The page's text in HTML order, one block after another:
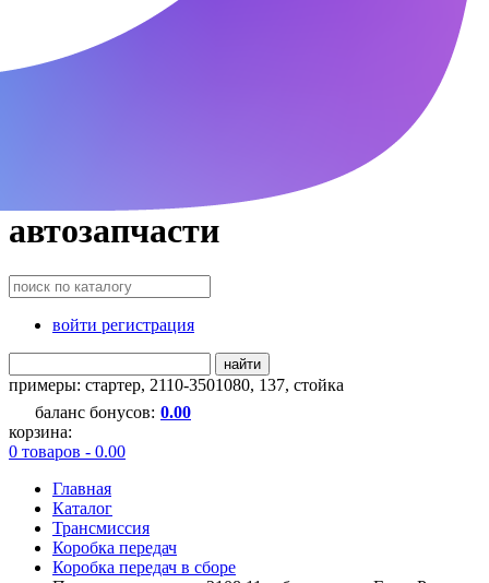
автозапчасти
войти регистрация
найти
примеры: стартер, 2110-3501080, 137, стойка
баланс бонусов: 0.00
корзина:
0 товаров - 0.00
Главная
Каталог
Трансмиссия
Коробка передач
Коробка передач в сборе